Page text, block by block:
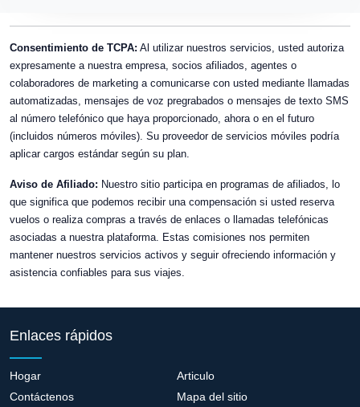
Consentimiento de TCPA: Al utilizar nuestros servicios, usted autoriza
expresamente a nuestra empresa, socios afiliados, agentes o
colaboradores de marketing a comunicarse con usted mediante llamadas
automatizadas, mensajes de voz pregrabados o mensajes de texto SMS
al número telefónico que haya proporcionado, ahora o en el futuro
(incluidos números móviles). Su proveedor de servicios móviles podría
aplicar cargos estándar según su plan.
Aviso de Afiliado: Nuestro sitio participa en programas de afiliados, lo
que significa que podemos recibir una compensación si usted reserva
vuelos o realiza compras a través de enlaces o llamadas telefónicas
asociadas a nuestra plataforma. Estas comisiones nos permiten
mantener nuestros servicios activos y seguir ofreciendo información y
asistencia confiables para sus viajes.
Enlaces rápidos
Hogar
Articulo
Contáctenos
Mapa del sitio